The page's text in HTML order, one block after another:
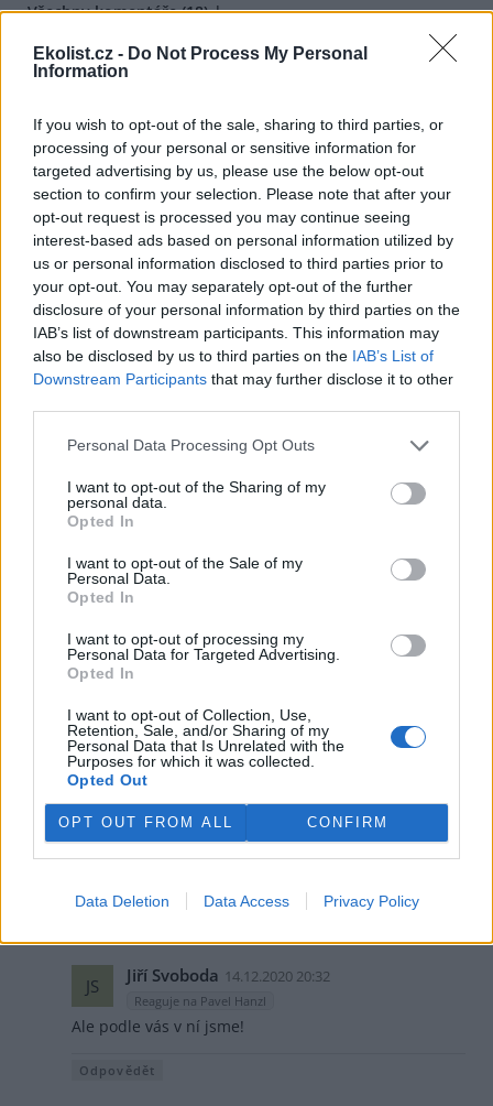
Ekolist.cz - Do Not Process My Personal
Information
If you wish to opt-out of the sale, sharing to third parties, or
processing of your personal or sensitive information for
targeted advertising by us, please use the below opt-out
section to confirm your selection. Please note that after your
opt-out request is processed you may continue seeing
interest-based ads based on personal information utilized by
us or personal information disclosed to third parties prior to
your opt-out. You may separately opt-out of the further
disclosure of your personal information by third parties on the
IAB’s list of downstream participants. This information may
also be disclosed by us to third parties on the IAB’s List of
Downstream Participants that may further disclose it to other
Personal Data Processing Opt Outs
I want to opt-out of the Sharing of my
personal data.
Opted In
I want to opt-out of the Sale of my
Personal Data.
Opted In
I want to opt-out of processing my
Personal Data for Targeted Advertising.
Opted In
I want to opt-out of Collection, Use,
Retention, Sale, and/or Sharing of my
Personal Data that Is Unrelated with the
Purposes for which it was collected.
Opted Out
OPT OUT FROM ALL CONFIRM
Data Deletion Data Access Privacy Policy
Všechny komentáře (18)
DO DISKUZE SE MŮŽETE ZAPOJIT PO PŘIHLÁŠENÍ
Zapomněli jste heslo?Změňte si je.
Přihlásit se mohou jen ti, kteří se jižzaregistrovali.
14.12.2020 16:45
Co nám to chtěl pan bývalý ministr ŽP vlastně říci??????
Evropská unie nefunguje!!!!!!!,
rámci svého státu
spalovnu v Liberci, tak do toho nemá co kecat MŽP a zrovna
tak musí platit pokud Mikulov se rozhodne využít spalovnu
ve Vídni, tak do toho nemá co kecat někdo třetí.
Pokud někdo tvrdí respektive nařizuje, že materiálové
využití je uměle upřednostňováno před energetickým
sociálněinženýrský projekt, který může skončit po
socialisticku, tzn, že nebude to fungovat. Např. že se něco
vytřídí ve stylu ať to stojí co to stojí a pak se z toho stejně
Dál se mi s tím socialistou nechce polemizovat! Chraň nás
pánbůh před těmito lobisty a všeználky.
Odpovědět
PH Pavel Hanzl 14.12.2020 19:50 Reaguje na
Jeďte se podívat do země, kde to skutečně
JS Jiří Svoboda 14.12.2020 20:32
Reaguje na Pavel Hanzl
Ale podle vás v ní jsme!
Odpovědět